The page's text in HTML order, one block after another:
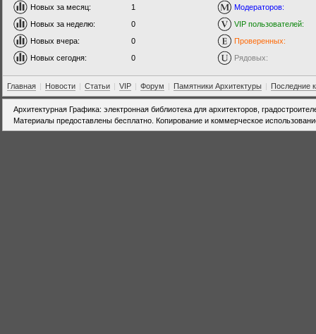
Новых за месяц:
1
Новых за неделю:
0
Новых вчера:
0
Новых сегодня:
0
Модераторов:
VIP пользователей:
Проверенных:
Рядовых:
Главная | Новости | Статьи | VIP | Форум | Памятники Архитектуры | Последние
Архитектурная Графика: электронная библиотека для архитекторов,
Материалы предоставлены бесплатно. Копирование и коммерческое